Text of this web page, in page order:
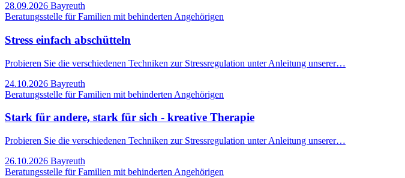
28.09.2026 Bayreuth
Beratungsstelle für Familien mit behinderten Angehörigen
Stress einfach abschütteln
Probieren Sie die verschiedenen Techniken zur Stressregulation unter Anleitung unserer…
24.10.2026 Bayreuth
Beratungsstelle für Familien mit behinderten Angehörigen
Stark für andere, stark für sich - kreative Therapie
Probieren Sie die verschiedenen Techniken zur Stressregulation unter Anleitung unserer…
26.10.2026 Bayreuth
Beratungsstelle für Familien mit behinderten Angehörigen